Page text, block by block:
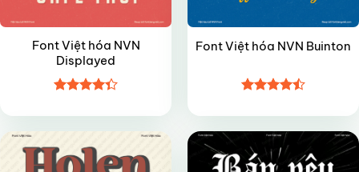
Font Việt hóa NVN
Displayed
hạng4.35
Font Việt hóa NVN Buinton
hạng4.5
5 sao